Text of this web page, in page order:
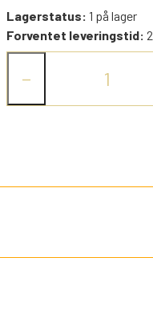
TROLDE
Lagerstatus: 1 på lager
Forventet leveringstid:
−